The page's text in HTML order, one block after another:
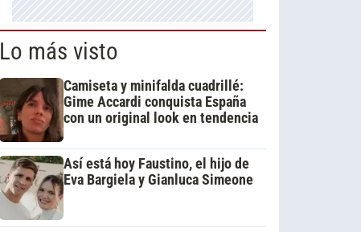
Lo más visto
Camiseta y minifalda cuadrillé:
Gime Accardi conquista España
con un original look en tendencia
Así está hoy Faustino, el hijo de
Eva Bargiela y Gianluca Simeone